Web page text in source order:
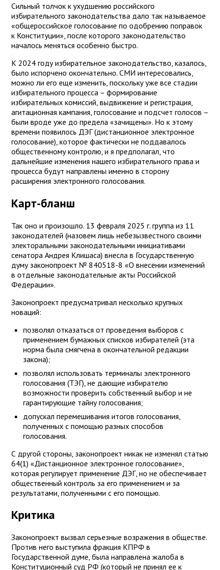
Сильный толчок к ухудшению российского
избирательного законодательства дало так называемое
«общероссийское голосование по одобрению поправок
к Конституции», после которого законодательство
началось меняться особенно быстро.
К 2024 году избирательное законодательство, казалось,
было испорчено окончательно. СМИ интересовались,
можно ли его еще изменить, поскольку уже все стадии
избирательного процесса – формирование
избирательных комиссий, выдвижение и регистрация,
агитационная кампания, голосование и подсчет голосов –
были вроде уже до предела «зачищены». Но к этому
времени появилось ДЭГ (дистанционное электронное
голосование), которое фактически не поддавалось
общественному контролю, и я предполагал, что
дальнейшие изменения нашего избирательного права и
процесса будут направлены именно в сторону
расширения электронного голосования.
Карт-бланш
Так оно и произошло. 13 февраля 2025 г. группа из 11
законодателей (назовем лишь небезызвестного своими
электоральными законодательными инициативами
сенатора Андрея Клишаса) внесла в Государственную
думу законопроект № 840518-8 «О внесении изменений
в отдельные законодательные акты Российской
Федерации».
Законопроект предусматривал несколько крупных
новаций:
позволял отказаться от проведения выборов с
применением бумажных списков избирателей (эта
норма была смягчена в окончательной редакции
закона);
позволял использовать терминалы электронного
голосования (ТЭГ), не дающие избирателю
возможности проверить собственный выбор и не
гарантирующие тайну голосования;
допускал перемешивания итогов голосования,
полученных с помощью разных способов
голосования.
С другой стороны, законопроект никак не изменял статью
64(1) «Дистанционное электронное голосование»,
которая регулирует применение ДЭГ, но не обеспечивает
общественный контроль за его применением и за
результатами, полученными с его помощью.
Критика
Законопроект вызвал серьезные возражения в обществе.
Против него выступила фракция КПРФ в
Государственной думе, была направлена жалоба в
Конституционный суд РФ (который не принял ее к